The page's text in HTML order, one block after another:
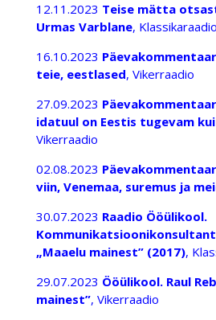
12.11.2023 Teise mätta
Urmas Varblane, Klassikaraadio
16.10.2023
teie, eestlased, Vikerraadio
27.09.2023
idatuul on Eestis tugevam
Vikerraadio
02.08.2023
viin, Venemaa, suremus ja
30.07.2023 Raadio Ööülikool.
Kommunikatsioonikonsultant
„Maaelu mainest” (2017),
29.07.2023 Ööülikool. Raul
mainest”, Vikerraadio